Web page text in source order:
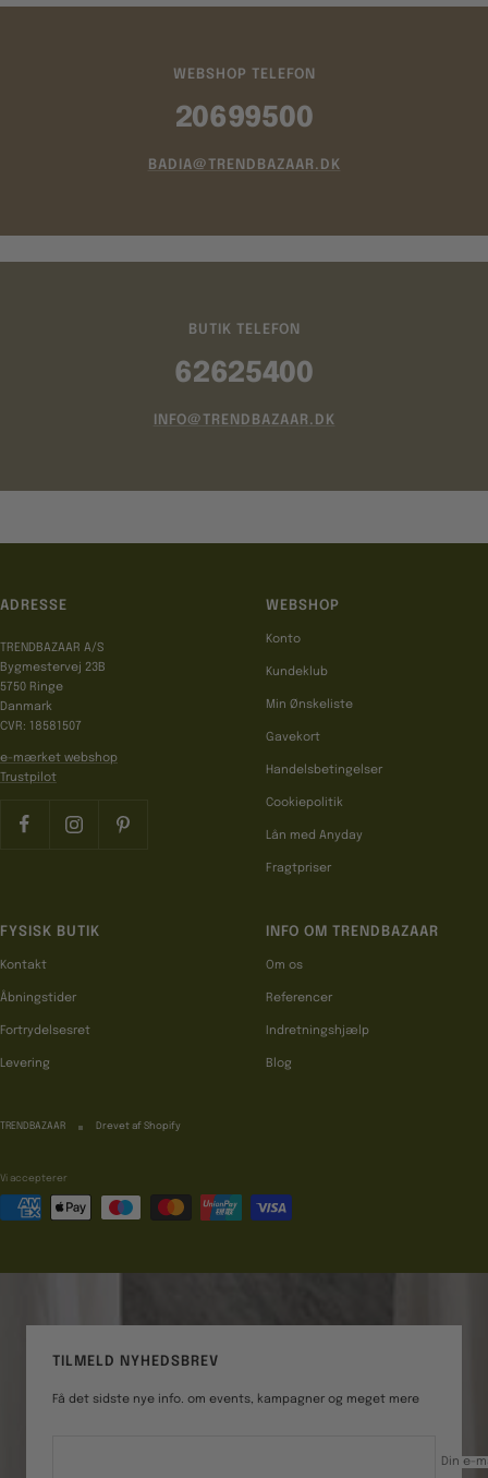
WEBSHOP TELEFON
20699500
BADIA@TRENDBAZAAR.DK
BUTIK TELEFON
62625400
INFO@TRENDBAZAAR.DK
ADRESSE
TRENDBAZAAR A/S
Bygmestervej 23B
5750 Ringe
Danmark
CVR: 18581507
e-mærket webshop
Trustpilot
WEBSHOP
Konto
Kundeklub
Min Ønskeliste
Gavekort
Handelsbetingelser
Cookiepolitik
Lån med Anyday
Fragtpriser
FYSISK BUTIK
Kontakt
Åbningstider
Fortrydelsesret
Levering
INFO OM TRENDBAZAAR
Om os
Referencer
Indretningshjælp
Blog
TRENDBAZAAR Drevet af Shopify
Vi accepterer
TILMELD NYHEDSBREV
Få det sidste nye info. om events, kampagner og meget mere
Din e-